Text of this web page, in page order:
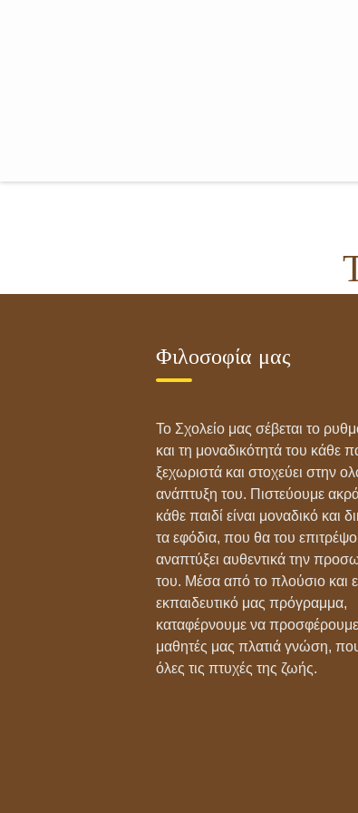
Post
navigationΤα-νέα-του-
Φιλοσοφία μας
Το Σχολείο μας σέβεται το
και τη μοναδικότητά του κάθε
ξεχωριστά και στοχεύει στην
ανάπτυξη του. Πιστεύουμε
κάθε παιδί είναι μοναδικό και
τα εφόδια, που θα του
αναπτύξει αυθεντικά την
του. Μέσα από το πλούσιο και
εκπαιδευτικό μας πρόγραμμα,
καταφέρνουμε να
μαθητές μας πλατιά γνώση,
όλες τις πτυχές της ζωής.